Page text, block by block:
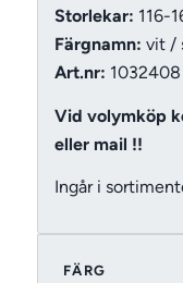
Storlekar: 116-
Färgnamn: vit /
Art.nr: 1032408
Vid volymköp
eller mail !!
Ingår i
FÄRG